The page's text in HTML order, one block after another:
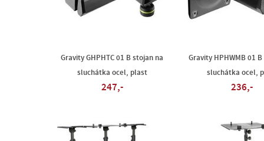
Gravity GHPHTC 01 B stojan na
sluchátka ocel, plast
247,-
Gravity HPHWMB 01
sluchátka ocel,
236,-